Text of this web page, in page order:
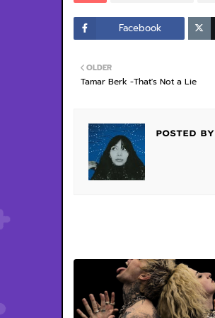
Facebook
OLDER
Tamar Berk -That's Not a Lie
POSTED BY